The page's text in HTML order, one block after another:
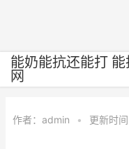
能奶能抗还能打
网
作者： admin • 更新时